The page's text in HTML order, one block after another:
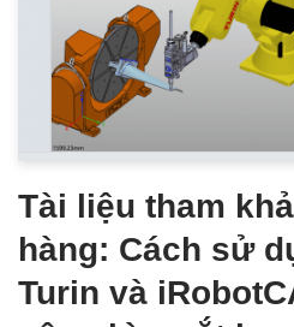
Tài liệu tham
hàng: Cách sử
Turin và